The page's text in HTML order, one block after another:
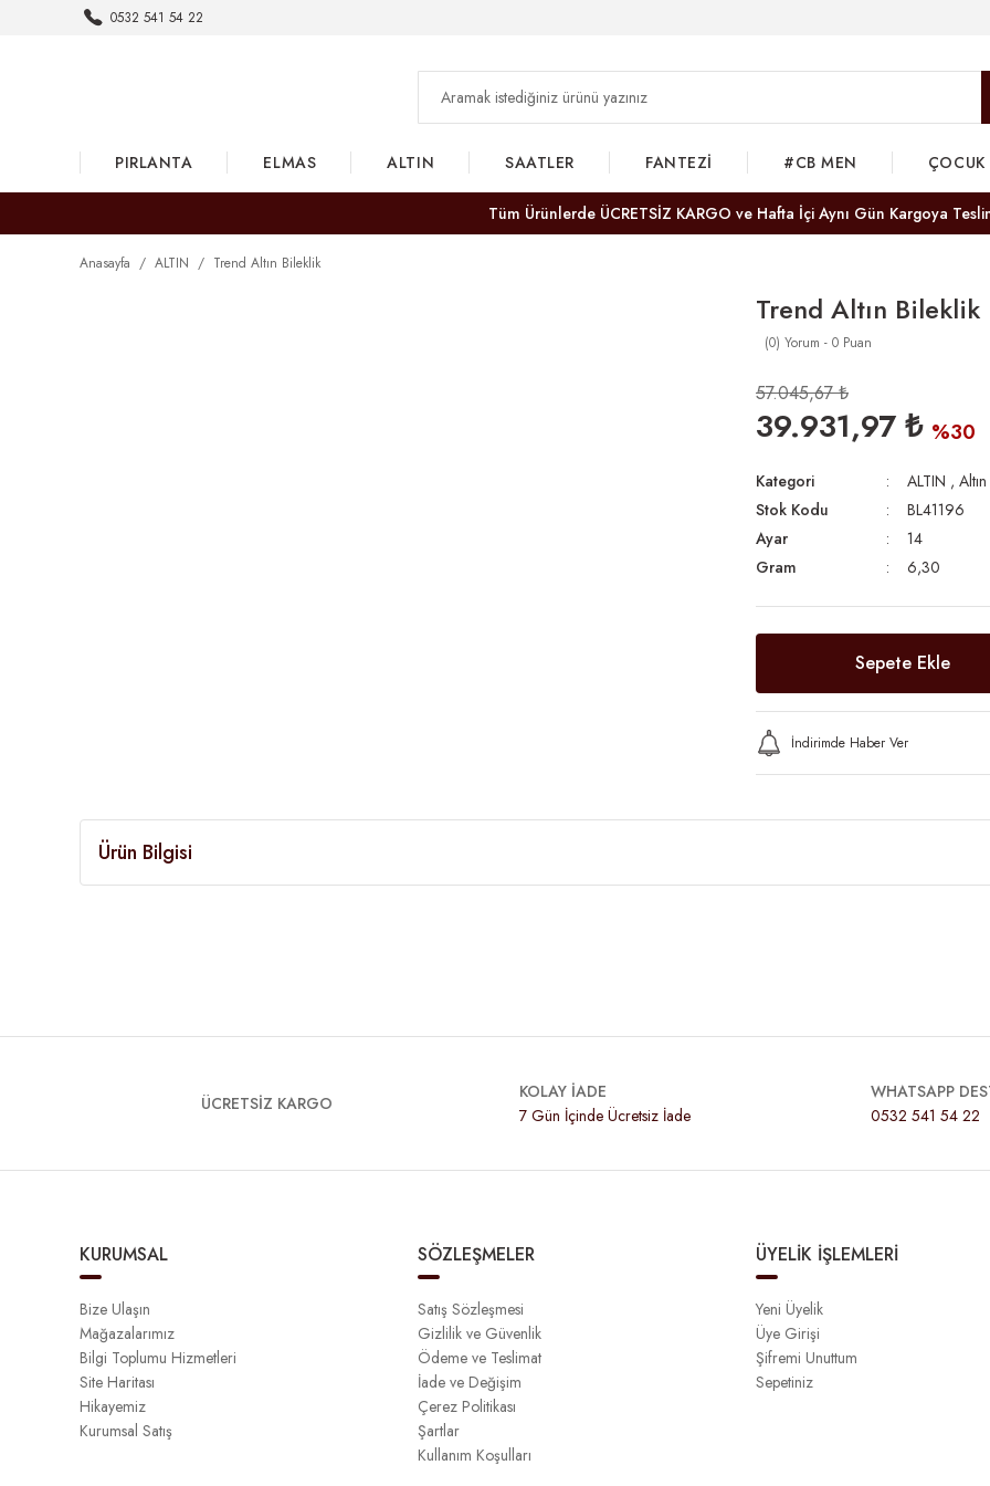
0532 541 54 22
PIRLANTA ELMAS ALTIN SAATLER FANTEZİ #CB MEN ÇOCUK
Tüm Ürünlerde ÜCRETSİZ KARGO ve Hafta İçi Aynı Gün Kargoya
Anasayfa ALTIN Trend Altın Bileklik
Trend Altın Bileklik
(0) Yorum - 0 Puan
57.045,67 ₺
39.931,97 ₺ %30
Kategori ALTIN ,
Stok Kodu
BL41196
Ayar
14
Gram
6,30
Sepete Ekle
İndirimde Haber Ver
Ürün Bilgisi
ÜCRETSİZ KARGO
KOLAY İADE
7 Gün İçinde Ücretsiz İade
WHATSAPP
0532 541 54 22
KURUMSAL
Bize Ulaşın
Mağazalarımız
Bilgi Toplumu Hizmetleri
Site Haritası
Hikayemiz
Kurumsal Satış
SÖZLEŞMELER
Satış Sözleşmesi
Gizlilik ve Güvenlik
Ödeme ve Teslimat
İade ve Değişim
Çerez Politikası
Şartlar
Kullanım Koşulları
ÜYELİK İŞLEMLERİ
Yeni Üyelik
Üye Girişi
Şifremi Unuttum
Sepetiniz